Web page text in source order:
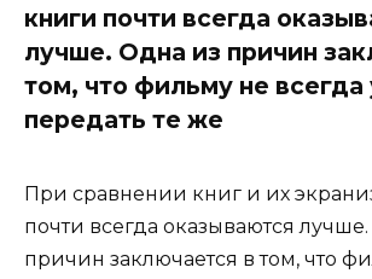
книги почти всегда
лучше. Одна из причин
том, что фильму не всегда
передать те же
При сравнении книг и их
почти всегда оказываются
причин заключается в том, что